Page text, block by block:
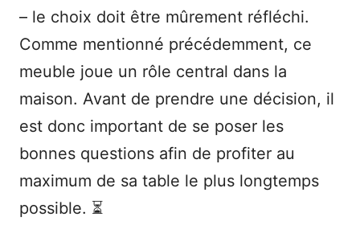
– le choix doit être mûrement réfléchi.
Comme mentionné précédemment, ce
meuble joue un rôle central dans la
maison. Avant de prendre une décision, il
est donc important de se poser les
bonnes questions afin de profiter au
maximum de sa table le plus longtemps
possible. ⏳